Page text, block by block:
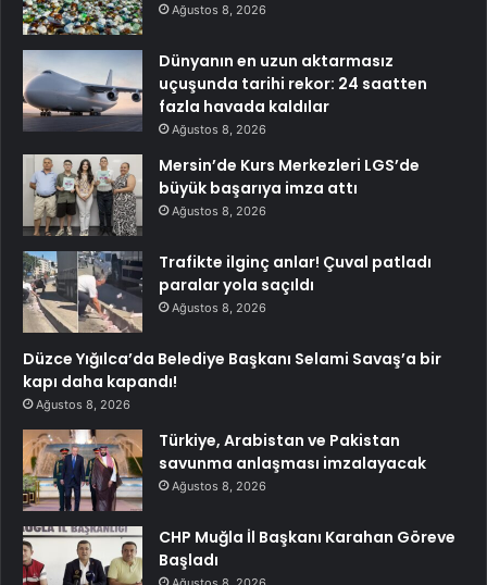
Ağustos 8, 2026
Dünyanın en uzun aktarmasız
uçuşunda tarihi rekor: 24 saatten
fazla havada kaldılar
Ağustos 8, 2026
Mersin’de Kurs Merkezleri LGS’de
büyük başarıya imza attı
Ağustos 8, 2026
Trafikte ilginç anlar! Çuval patladı
paralar yola saçıldı
Ağustos 8, 2026
Düzce Yığılca’da Belediye Başkanı Selami Savaş’a bir
kapı daha kapandı!
Ağustos 8, 2026
Türkiye, Arabistan ve Pakistan
savunma anlaşması imzalayacak
Ağustos 8, 2026
CHP Muğla İl Başkanı Karahan Göreve
Başladı